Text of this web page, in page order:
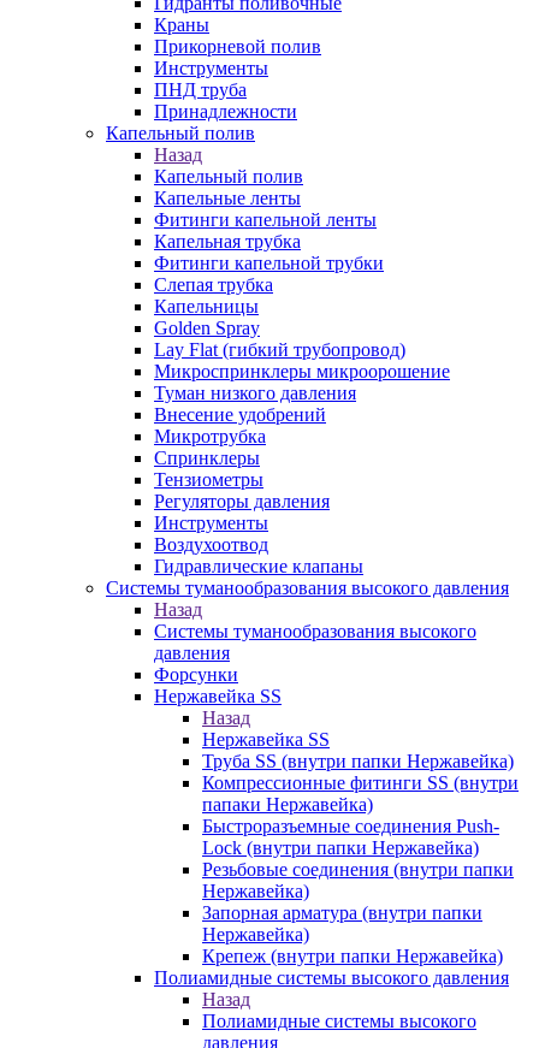
Краны
Прикорневой полив
Инструменты
ПНД труба
Принадлежности
Капельный полив
Назад
Капельный полив
Капельные ленты
Фитинги капельной ленты
Капельная трубка
Фитинги капельной трубки
Слепая трубка
Капельницы
Golden Spray
Lay Flat (гибкий трубопровод)
Микроспринклеры микроорошение
Туман низкого давления
Внесение удобрений
Микротрубка
Спринклеры
Тензиометры
Регуляторы давления
Инструменты
Воздухоотвод
Гидравлические клапаны
Системы туманообразования высокого давления
Назад
Системы туманообразования высокого
давления
Форсунки
Нержавейка SS
Назад
Нержавейка SS
Труба SS (внутри папки Нержавейка)
Компрессионные фитинги SS (внутри
папаки Нержавейка)
Быстроразъемные соединения Push-
Lock (внутри папки Нержавейка)
Резьбовые соединения (внутри папки
Нержавейка)
Запорная арматура (внутри папки
Нержавейка)
Крепеж (внутри папки Нержавейка)
Полиамидные системы высокого давления
Назад
Полиамидные системы высокого
давления